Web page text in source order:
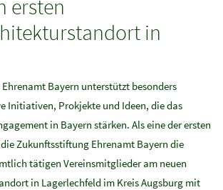
ersten
in
Bayern unterstützt besonders
Initiativen, Prokjekte und Ideen, die das
in Bayern stärken. Als eine der ersten
Zukunftsstiftung Ehrenamt Bayern die
tätigen Vereinsmitglieder am neuen
in Lagerlechfeld im Kreis Augsburg mit